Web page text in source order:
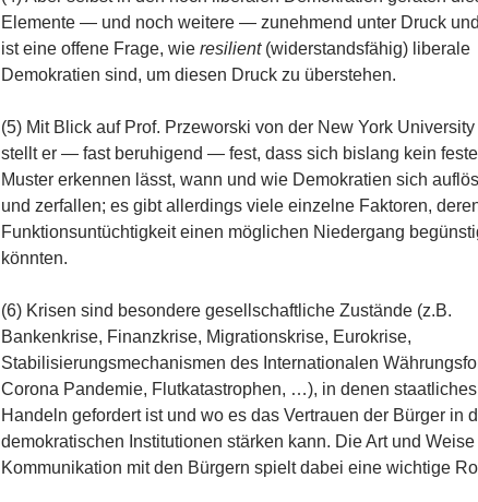
Elemente — und noch weitere — zunehmend unter Druck
ist eine offene Frage, wie resilient(widerstandsfähig) liberale
Demokratien sind, um diesen Druck zu überstehen.
(5) Mit Blick auf Prof. Przeworski von der New York University
stellt er — fast beruhigend — fest, dass sich bislang kein
Muster erkennen lässt, wann und wie Demokratien sich
und zerfallen; es gibt allerdings viele einzelne Faktoren,
Funktionsuntüchtigkeit einen möglichen Niedergang
könnten.
(6) Krisen sind besondere gesellschaftliche Zustände (z.B.
Bankenkrise, Finanzkrise, Migrationskrise, Eurokrise,
Stabilisierungsmechanismen des Internationalen
Corona Pandemie, Flutkatastrophen, …), in denen staatliches
Handeln gefordert ist und wo es das Vertrauen der Bürger in
demokratischen Institutionen stärken kann. Die Art und Weise
Kommunikation mit den Bürgern spielt dabei eine wichtige